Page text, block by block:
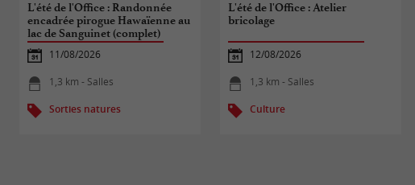
L'été de l'Office : Randonnée
encadrée pirogue Hawaïenne au
lac de Sanguinet (complet)
11/08/2026
1,3 km - Salles
Sorties natures
L'été de l'Office : Atelier
bricolage
12/08/2026
1,3 km - Salles
Culture